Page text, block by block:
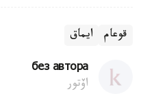
قوعام ايماق
без автора
اۆتور